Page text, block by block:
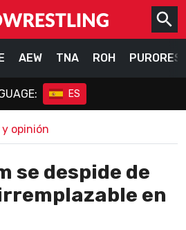
AEW TNA ROH
ES
y opinión
se despide de
en